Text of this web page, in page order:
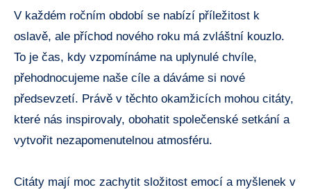
V každém ročním období se nabízí příležitost k
oslavě, ale příchod nového roku má zvláštní kouzlo.
To je čas, kdy vzpomínáme na uplynulé chvíle,
přehodnocujeme naše cíle a dáváme si nové
předsevzetí. Právě v těchto okamžicích mohou citáty,
které nás inspirovaly, obohatit společenské setkání a
vytvořit nezapomenutelnou atmosféru.
Citáty mají moc zachytit složitost emocí a myšlenek v